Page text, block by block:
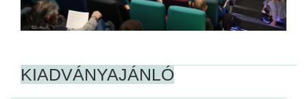
KIADVÁNYAJÁNLÓ